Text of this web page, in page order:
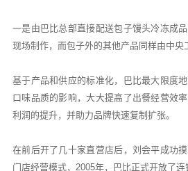
一是由巴比总部直接配送包子馒头冷冻成
现场制作，而包子外的其他产品同样由中央
基于产品和供应的标准化，巴比最大限度
口味品质的影响，大大提高了出餐经营效
利润的提升，并助力品牌快速复制扩张。
在前后开了几十家直营店后，刘会平成功
门店经营模式，2005年，巴比正式开放了连